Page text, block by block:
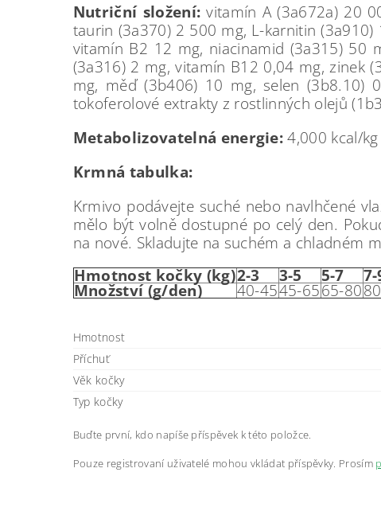
Nutriční složení: vitamín A (3a672a) 20
taurin (3a370) 2 500 mg, L-karnitin
vitamín B2 12 mg, niacinamid (3a315) 50
(3a316) 2 mg, vitamín B12 0,04 mg, zinek
mg, měď (3b406) 10 mg, selen (3b8.10)
tokoferolové extrakty z rostlinných olejů
Metabolizovatelná energie: 4,000 kcal/kg
Krmná tabulka:
Krmivo podávejte suché nebo navlhčené
mělo být volně dostupné po celý den.
na nové. Skladujte na suchém a chladném
Hmotnost kočky (kg)2-3 3-5 5-7 7-
Množství (g/den) 40-4545-6565-80
Hmotnost
Příchuť
Věk kočky
Typ kočky
Buďte první, kdo napíše příspěvek k této položce.
Pouze registrovaní uživatelé mohou vkládat příspěvky. Prosím